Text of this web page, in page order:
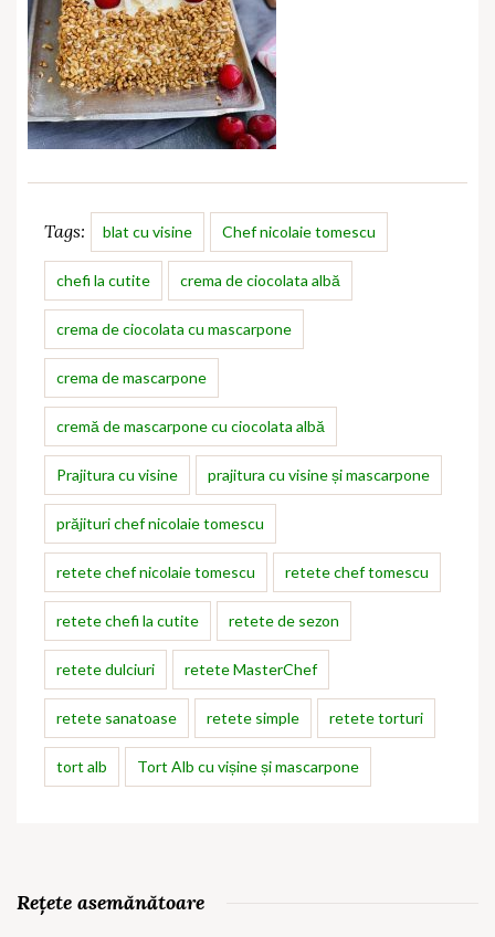
Tags: blat cu visine Chef nicolaie tomescu
chefi la cutite crema de ciocolata albă
crema de ciocolata cu mascarpone
crema de mascarpone
cremă de mascarpone cu ciocolata albă
Prajitura cu visine prajitura cu visine și mascarpone
prăjituri chef nicolaie tomescu
retete chef nicolaie tomescu retete chef tomescu
retete chefi la cutite retete de sezon
retete dulciuri retete MasterChef
retete sanatoase retete simple retete torturi
tort alb Tort Alb cu vișine și mascarpone
Rețete asemănătoare